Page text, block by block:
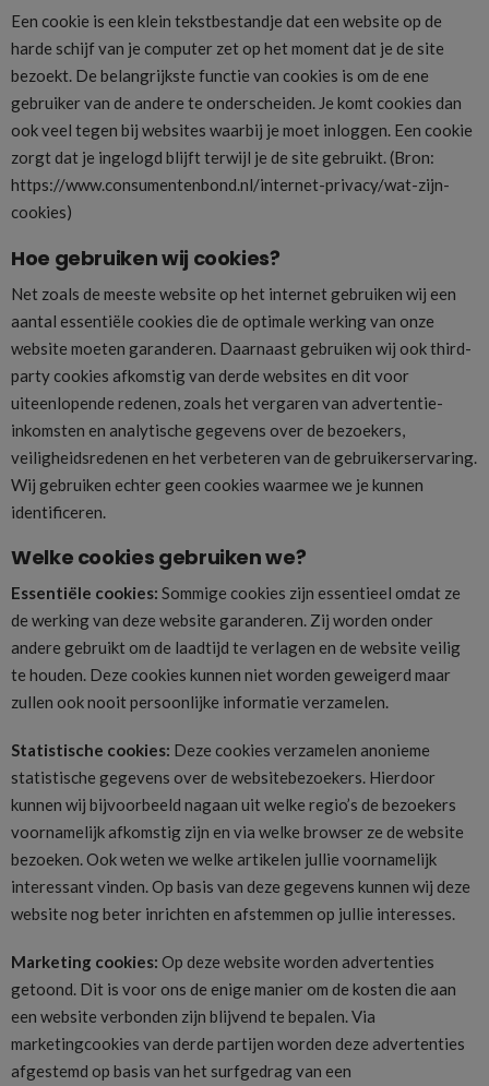
Een cookie is een klein tekstbestandje dat een website op de
harde schijf van je computer zet op het moment dat je de site
bezoekt. De belangrijkste functie van cookies is om de ene
gebruiker van de andere te onderscheiden. Je komt cookies dan
ook veel tegen bij websites waarbij je moet inloggen. Een cookie
zorgt dat je ingelogd blijft terwijl je de site gebruikt. (Bron:
https://www.consumentenbond.nl/internet-privacy/wat-zijn-
cookies)
Hoe gebruiken wij cookies?
Net zoals de meeste website op het internet gebruiken wij een
aantal essentiële cookies die de optimale werking van onze
website moeten garanderen. Daarnaast gebruiken wij ook third-
party cookies afkomstig van derde websites en dit voor
uiteenlopende redenen, zoals het vergaren van advertentie-
inkomsten en analytische gegevens over de bezoekers,
veiligheidsredenen en het verbeteren van de gebruikerservaring.
Wij gebruiken echter geen cookies waarmee we je kunnen
identificeren.
Welke cookies gebruiken we?
Essentiële cookies: Sommige cookies zijn essentieel omdat ze
de werking van deze website garanderen. Zij worden onder
andere gebruikt om de laadtijd te verlagen en de website veilig
te houden. Deze cookies kunnen niet worden geweigerd maar
zullen ook nooit persoonlijke informatie verzamelen.
Statistische cookies: Deze cookies verzamelen anonieme
statistische gegevens over de websitebezoekers. Hierdoor
kunnen wij bijvoorbeeld nagaan uit welke regio’s de bezoekers
voornamelijk afkomstig zijn en via welke browser ze de website
bezoeken. Ook weten we welke artikelen jullie voornamelijk
interessant vinden. Op basis van deze gegevens kunnen wij deze
website nog beter inrichten en afstemmen op jullie interesses.
Marketing cookies: Op deze website worden advertenties
getoond. Dit is voor ons de enige manier om de kosten die aan
een website verbonden zijn blijvend te bepalen. Via
marketingcookies van derde partijen worden deze advertenties
afgestemd op basis van het surfgedrag van een